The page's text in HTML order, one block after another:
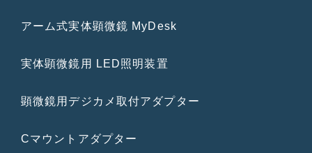
アーム式実体顕微鏡 MyDesk
実体顕微鏡用 LED照明装置
顕微鏡用デジカメ取付アダプター
Cマウントアダプター